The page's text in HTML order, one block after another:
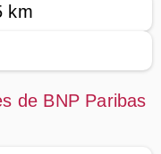
km
de BNP Paribas